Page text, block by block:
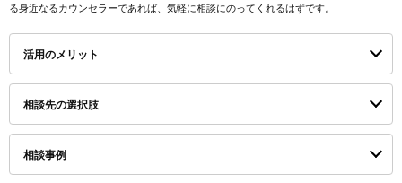
る身近なるカウンセラーであれば、気軽に相談にのってくれるはずです。
活用のメリット
相談先の選択肢
相談事例